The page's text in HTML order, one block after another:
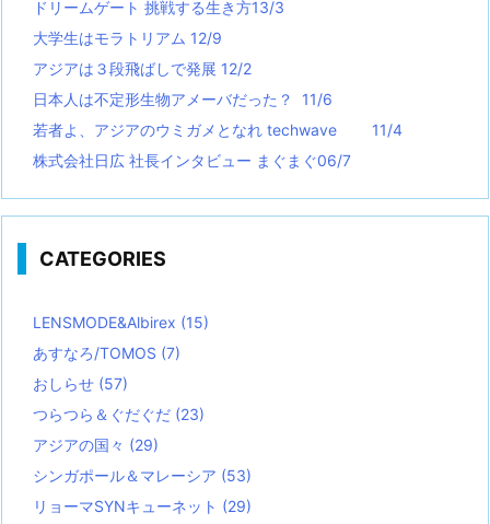
ドリームゲート 挑戦する生き方13/3
大学生はモラトリアム 12/9
アジアは３段飛ばしで発展 12/2
日本人は不定形生物アメーバだった？ 11/6
若者よ、アジアのウミガメとなれ techwave
11/4
株式会社日広 社長インタビュー まぐまぐ06/7
CATEGORIES
LENSMODE&Albirex (15)
あすなろ/TOMOS (7)
おしらせ (57)
つらつら＆ぐだぐだ (23)
アジアの国々 (29)
シンガポール＆マレーシア (53)
リョーマSYNキューネット (29)